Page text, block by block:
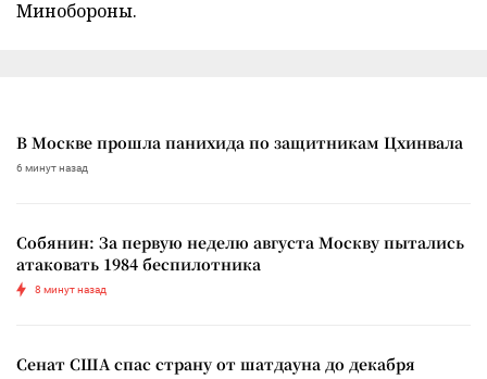
Минобороны.
В Москве прошла панихида по защитникам Цхинвала
6 минут назад
Собянин: За первую неделю августа Москву пытались
атаковать 1984 беспилотника
8 минут назад
Сенат США спас страну от шатдауна до декабря